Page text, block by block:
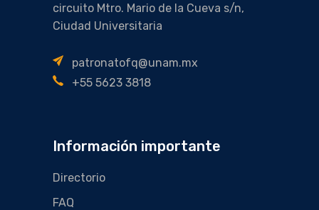
circuito Mtro. Mario de la Cueva s/n,
Ciudad Universitaria
patronatofq@unam.mx
+55 5623 3818
Información importante
Directorio
FAQ